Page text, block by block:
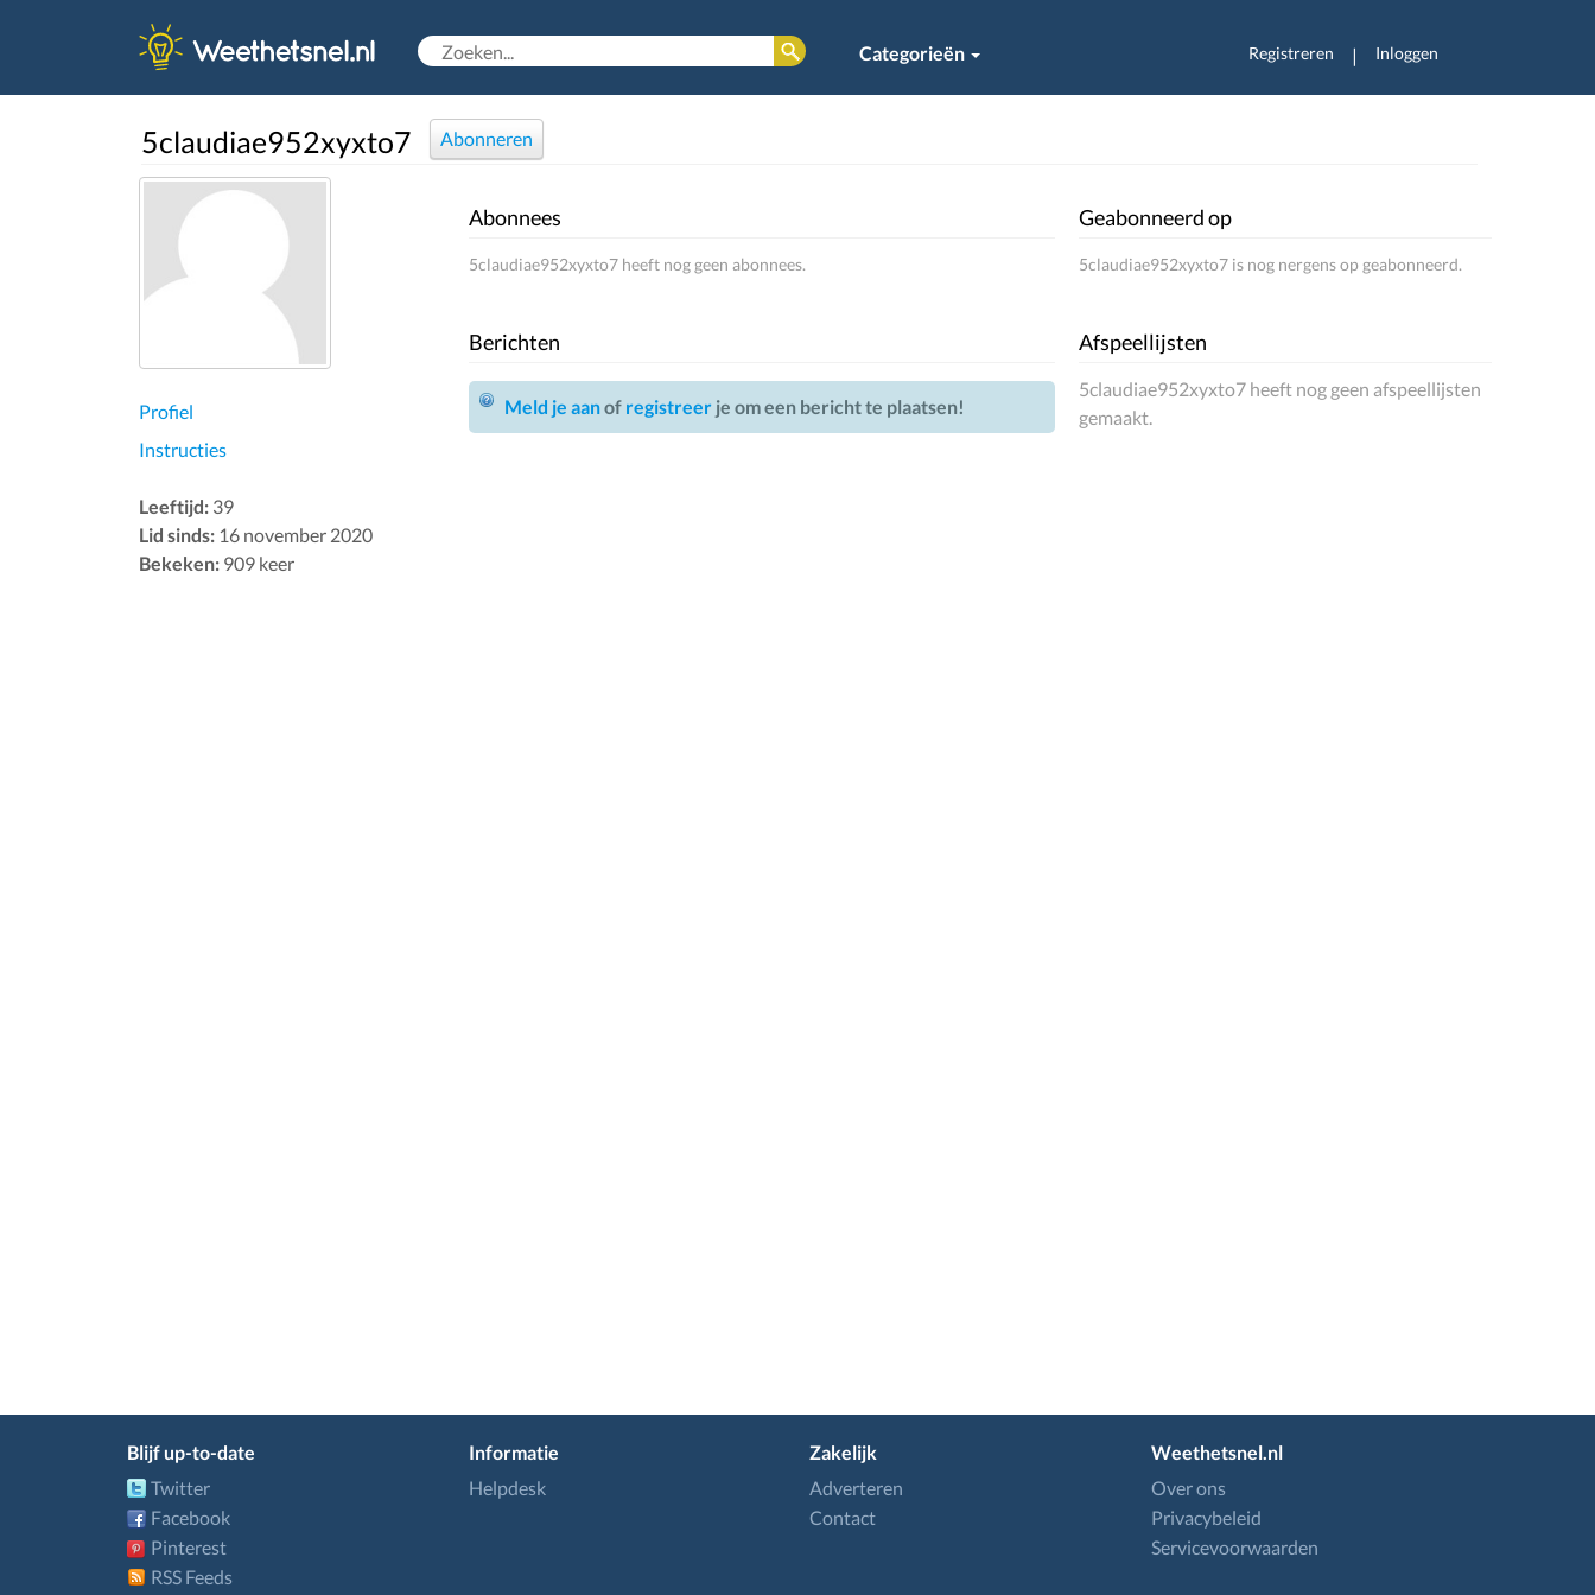
Categorieën Registreren | Inloggen
5claudiae952xyxto7 Abonneren
Profiel
Instructies
Leeftijd: 39
Lid sinds: 16 november 2020
Bekeken: 909 keer
Abonnees
5claudiae952xyxto7 heeft nog geen abonnees.
Berichten
Meld je aanof registreerje om een bericht te plaatsen!
Geabonneerd op
5claudiae952xyxto7 is nog nergens op geabonneerd.
Afspeellijsten
5claudiae952xyxto7 heeft nog geen afspeellijsten
gemaakt.
Blijf up-to-date
Twitter
Facebook
Pinterest
RSS Feeds
Informatie
Helpdesk
Zakelijk
Adverteren
Contact
Weethetsnel.nl
Over ons
Privacybeleid
Servicevoorwaarden